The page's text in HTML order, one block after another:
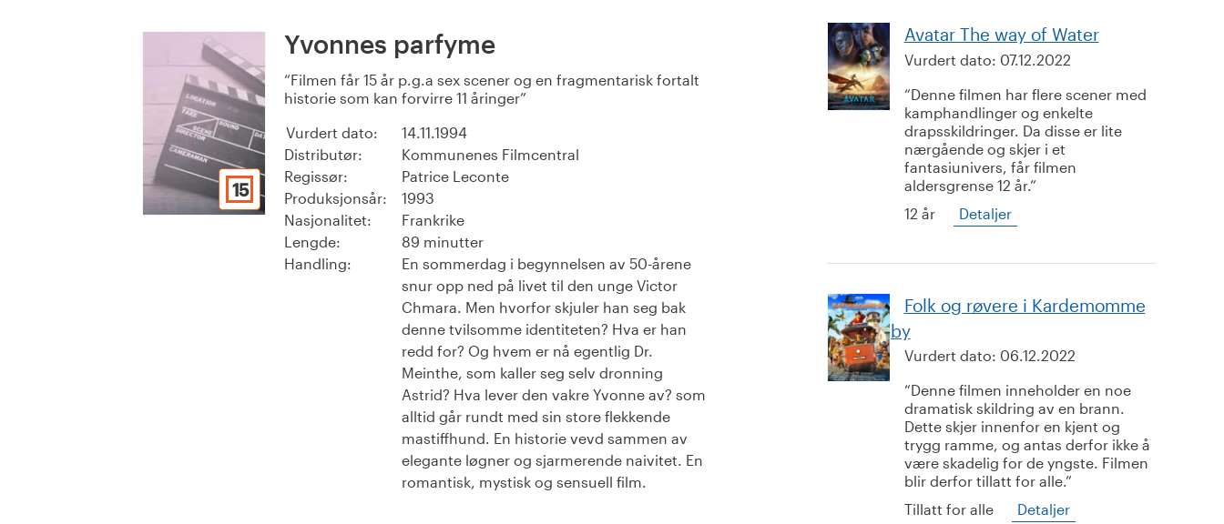
15
Yvonnes parfyme
Filmen får 15 år p.g.a sex scener og en fragmentarisk fortalt
historie som kan forvirre 11 åringer
Vurdert dato:
14.11.1994
Distributør:
Kommunenes Filmcentral
Regissør:
Patrice Leconte
Produksjonsår:
1993
Nasjonalitet:
Frankrike
Lengde:
89 minutter
Handling:
En sommerdag i begynnelsen av 50-årene
snur opp ned på livet til den unge Victor
Chmara. Men hvorfor skjuler han seg bak
denne tvilsomme identiteten? Hva er han
redd for? Og hvem er nå egentlig Dr.
Meinthe, som kaller seg selv dronning
Astrid? Hva lever den vakre Yvonne av? som
alltid går rundt med sin store flekkende
mastiffhund. En historie vevd sammen av
elegante løgner og sjarmerende naivitet. En
romantisk, mystisk og sensuell film.
Avatar The way of Water
Vurdert dato: 07.12.2022
Denne filmen har flere scener med
kamphandlinger og enkelte
drapsskildringer. Da disse er lite
nærgående og skjer i et
fantasiunivers, får filmen
aldersgrense 12 år.
12 år
Detaljer
Folk og røvere i Kardemomme
by
Vurdert dato: 06.12.2022
Denne filmen inneholder en noe
dramatisk skildring av en brann.
Dette skjer innenfor en kjent og
trygg ramme, og antas derfor ikke å
være skadelig for de yngste. Filmen
blir derfor tillatt for alle.
Tillatt for alle
Detaljer